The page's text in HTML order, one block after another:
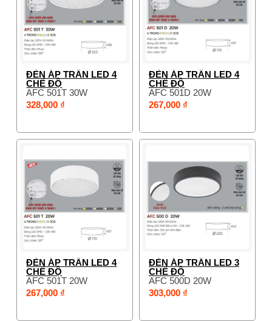
ĐÈN ÁP TRẦN LED 4
CHẾ ĐỘ
AFC 501T 30W
328,000 ₫
ĐÈN ÁP TRẦN LED 4
CHẾ ĐỘ
AFC 501D 20W
267,000 ₫
ĐÈN ÁP TRẦN LED 4
CHẾ ĐỘ
AFC 501T 20W
267,000 ₫
ĐÈN ÁP TRẦN LED 3
CHẾ ĐỘ
AFC 500D 20W
303,000 ₫